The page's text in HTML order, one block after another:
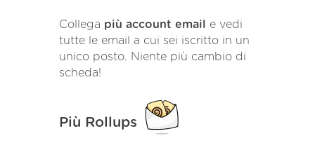
Collega più account email
e vedi
tutte le email a cui sei iscritto in un
unico posto. Niente più cambio di
scheda!
Più Rollups